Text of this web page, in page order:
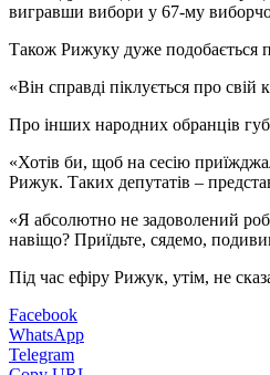
вигравши вибори у 67-му
Також Рижуку дуже подобається
«Він справді піклується про
Про інших народних обранців
«Хотів би, щоб на сесію
Рижук. Таких депутатів –
«Я абсолютно не задоволений
навіщо? Приїдьте, сядемо,
Під час ефіру Рижук, утім, не
Facebook
WhatsApp
Telegram